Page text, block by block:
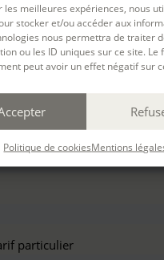
les meilleures expériences, nous
stocker et/ou accéder aux
nous permettra de traiter
ou les ID uniques sur ce site.
peut avoir un effet négatif sur
Politique de cookiesMentions
vous inscrire à :
particulier